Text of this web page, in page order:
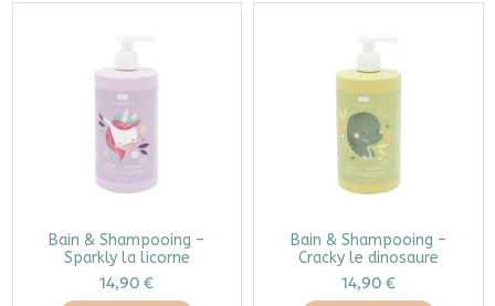
Bain & Shampooing –
Sparkly la licorne
14,90 €
Bain & Shampooing –
Cracky le dinosaure
14,90 €